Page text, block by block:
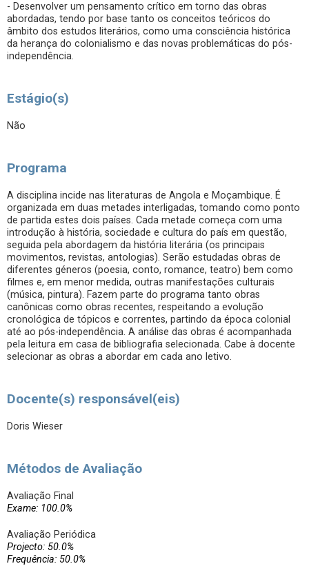
- Desenvolver um pensamento crítico em torno das obras
abordadas, tendo por base tanto os conceitos teóricos do
âmbito dos estudos literários, como uma consciência histórica
da herança do colonialismo e das novas problemáticas do pós-
independência.
Estágio(s)
Não
Programa
A disciplina incide nas literaturas de Angola e Moçambique. É
organizada em duas metades interligadas, tomando como ponto
de partida estes dois países. Cada metade começa com uma
introdução à história, sociedade e cultura do país em questão,
seguida pela abordagem da história literária (os principais
movimentos, revistas, antologias). Serão estudadas obras de
diferentes géneros (poesia, conto, romance, teatro) bem como
filmes e, em menor medida, outras manifestações culturais
(música, pintura). Fazem parte do programa tanto obras
canônicas como obras recentes, respeitando a evolução
cronológica de tópicos e correntes, partindo da época colonial
até ao pós-independência. A análise das obras é acompanhada
pela leitura em casa de bibliografia selecionada. Cabe à docente
selecionar as obras a abordar em cada ano letivo.
Docente(s) responsável(eis)
Doris Wieser
Métodos de Avaliação
Avaliação Final
Exame: 100.0%
Avaliação Periódica
Projecto: 50.0%
Frequência: 50.0%